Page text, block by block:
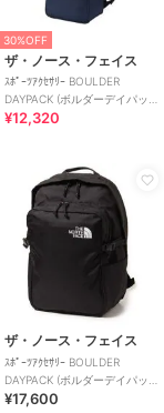
30%OFF
ザ・ノース・フェイス
ｽﾎﾟｰﾂｱｸｾｻﾘｰ BOULDER
DAYPACK (ボルダーデイパッ
ク)
¥12,320
ザ・ノース・フェイス
ｽﾎﾟｰﾂｱｸｾｻﾘｰ BOULDER
DAYPACK (ボルダーデイパッ
ク)
¥17,600